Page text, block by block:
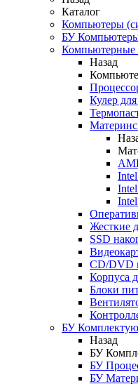
Каталог
Компьютеры
БУ
Компьютерные
Назад
Кулер
Жесткие
SSD
CD/DVD
Корпуса
Блоки
БУ
Назад
БУ
БУ
БУ